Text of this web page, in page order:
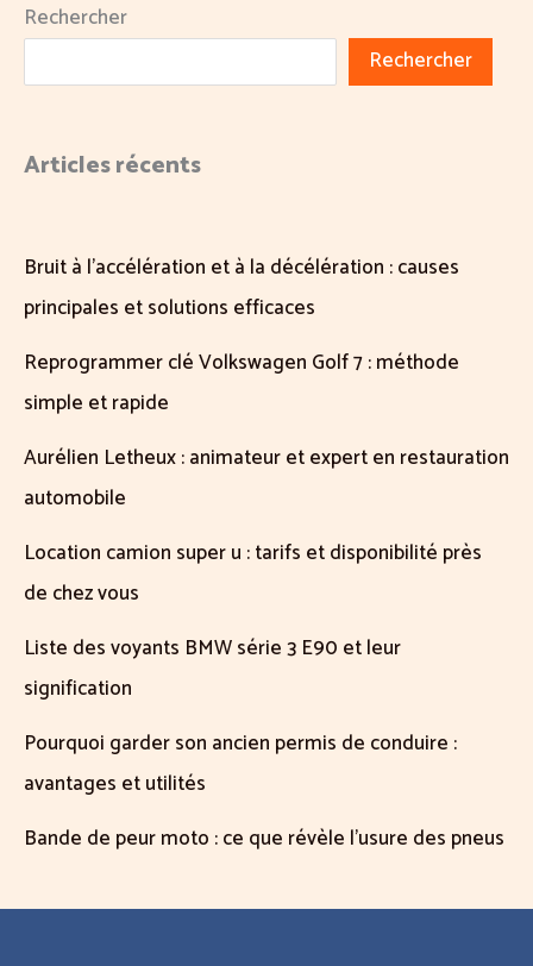
Rechercher
Rechercher
Articles récents
Bruit à l’accélération et à la décélération : causes
principales et solutions efficaces
Reprogrammer clé Volkswagen Golf 7 : méthode
simple et rapide
Aurélien Letheux : animateur et expert en restauration
automobile
Location camion super u : tarifs et disponibilité près
de chez vous
Liste des voyants BMW série 3 E90 et leur
signification
Pourquoi garder son ancien permis de conduire :
avantages et utilités
Bande de peur moto : ce que révèle l’usure des pneus